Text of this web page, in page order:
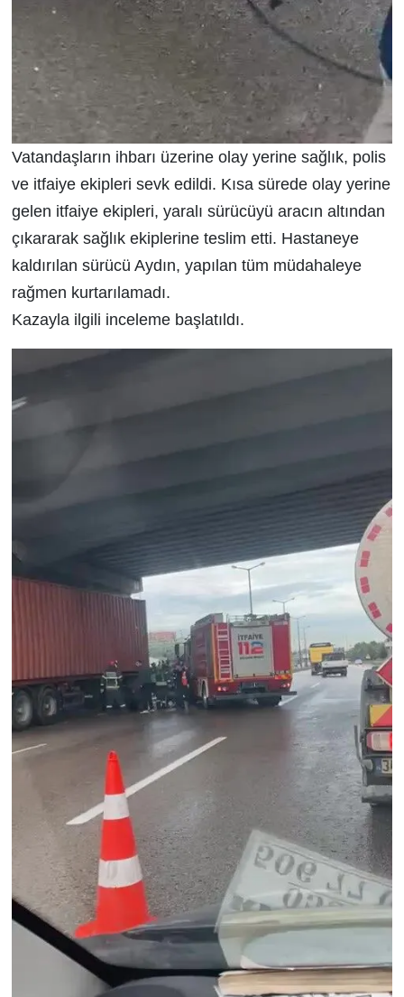
Vatandaşların ihbarı üzerine olay yerine sağlık, polis
ve itfaiye ekipleri sevk edildi. Kısa sürede olay yerine
gelen itfaiye ekipleri, yaralı sürücüyü aracın altından
çıkararak sağlık ekiplerine teslim etti. Hastaneye
kaldırılan sürücü Aydın, yapılan tüm müdahaleye
rağmen kurtarılamadı.
Kazayla ilgili inceleme başlatıldı.